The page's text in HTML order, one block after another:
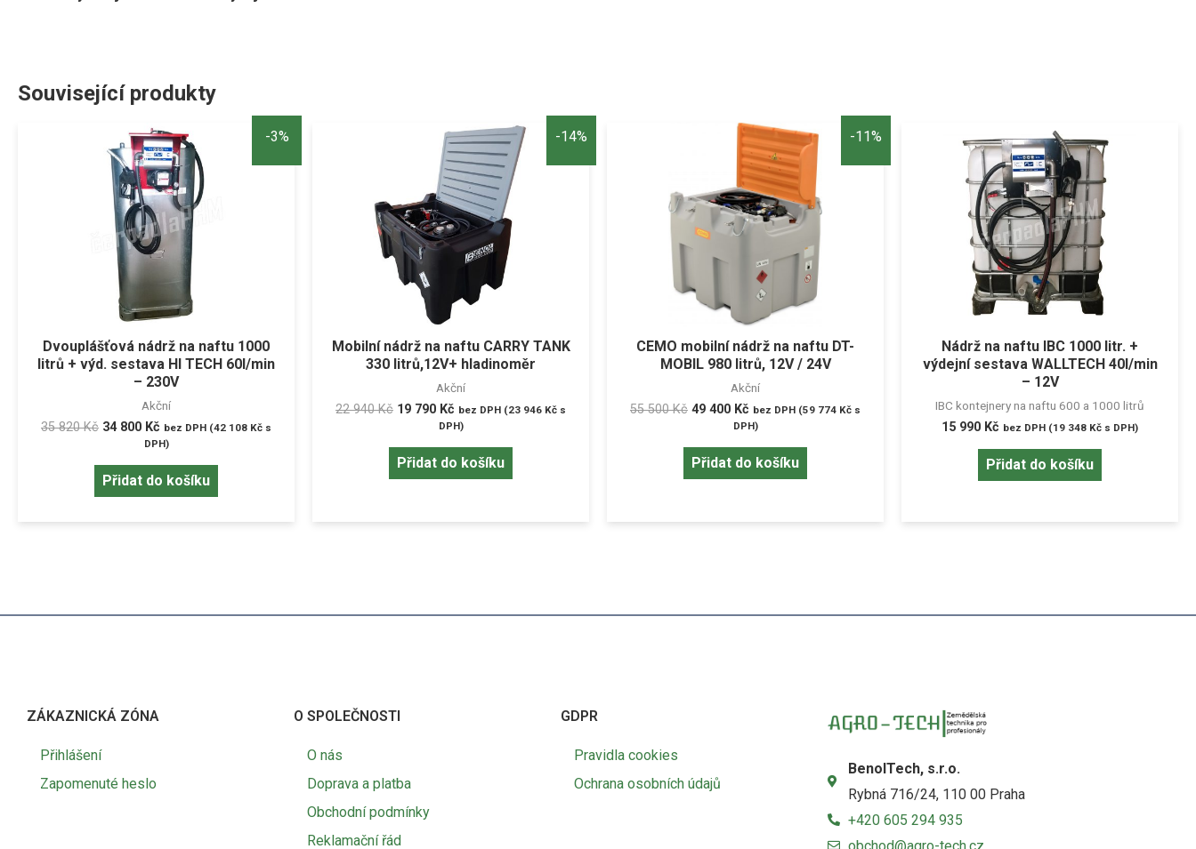
Související produkty
-3%
Dvouplášťová nádrž na naftu 1000
litrů + výd. sestava HI TECH 60l/min
– 230V
Akční
35 820Kč 34 800 Kč bez DPH (42 108 Kč s
DPH)
Přidat do košíku
-14%
Mobilní nádrž na naftu CARRY TANK
330 litrů,12V+ hladinoměr
Akční
22 940Kč 19 790 Kč bez DPH (23 946 Kč s
DPH)
Přidat do košíku
-11%
CEMO mobilní nádrž na naftu DT-
MOBIL 980 litrů, 12V / 24V
Akční
55 500Kč 49 400 Kč bez DPH (59 774 Kč s
DPH)
Přidat do košíku
Nádrž na naftu IBC 1000 litr. +
výdejní sestava WALLTECH 40l/min
– 12V
IBC kontejnery na naftu 600 a 1000 litrů
15 990 Kč bez DPH (19 348 Kč s DPH)
Přidat do košíku
ZÁKAZNICKÁ ZÓNA
Přihlášení
Zapomenuté heslo
O SPOLEČNOSTI
O nás
Doprava a platba
Obchodní podmínky
Reklamační řád
GDPR
Pravidla cookies
Ochrana osobních údajů
BenolTech, s.r.o.
Rybná 716/24, 110 00 Praha
+420 605 294 935